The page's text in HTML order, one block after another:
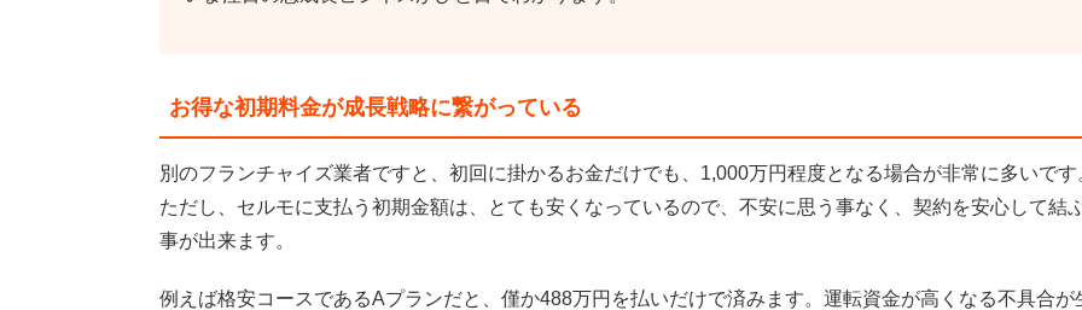
お得な初期料金が成長戦略に繋がっている
別のフランチャイズ業者ですと、初回に掛かるお金だけでも、1,000万円程度となる場合が非常に多いです
ただし、セルモに支払う初期金額は、とても安くなっているので、不安に思う事なく、契約を安心して結
事が出来ます。
例えば格安コースであるAプランだと、僅か488万円を払いだけで済みます。運転資金が高くなる不具合が